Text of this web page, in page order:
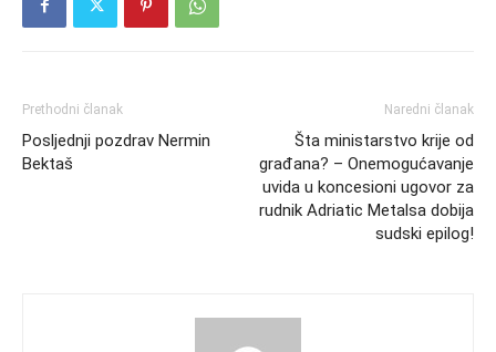
Prethodni članak
Posljednji pozdrav Nermin
Bektaš
Naredni članak
Šta ministarstvo krije od
građana? – Onemogućavanje
uvida u koncesioni ugovor za
rudnik Adriatic Metalsa dobija
sudski epilog!